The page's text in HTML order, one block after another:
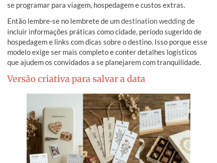
se programar para viagem, hospedagem e custos extras.
Então lembre-se no lembrete de umdestination weddingde
incluir informações práticas como cidade, período sugerido de
hospedagem e links com dicas sobre o destino. Isso porque esse
modelo exige ser mais completo e conter detalhes logísticos
que ajudem os convidados a se planejarem com tranquilidade.
Versão criativa para salvar a data